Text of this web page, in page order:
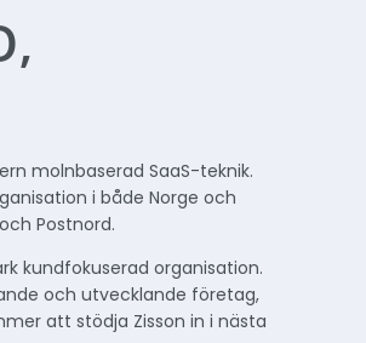
molnbaserad SaaS-teknik.
i både Norge och
Postnord.
kundfokuserad organisation.
och utvecklande företag,
att stödja Zisson in i nästa